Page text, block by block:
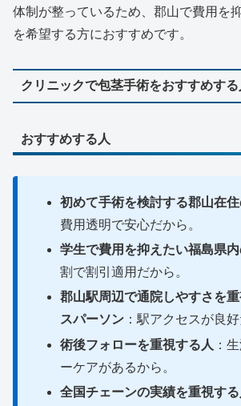
体制が整っているため、郡山で費用を
を希望する方におすすめです。
クリニックで包茎手術をおすすめす
おすすめする人
初めて手術を検討する郡山在
費用透明で安心だから。
学生で費用を抑えたい福島県
割で割引適用だから。
郡山駅周辺で通院しやすさを
スパーソン ：駅アクセスが良好
術後フォローを重視する人 ：
ーケアがあるから。
全国チェーンの実績を重視する